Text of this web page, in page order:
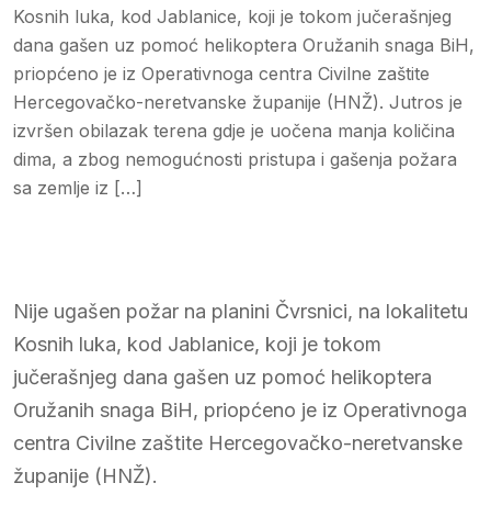
Kosnih luka, kod Jablanice, koji je tokom jučerašnjeg
dana gašen uz pomoć helikoptera Oružanih snaga BiH,
priopćeno je iz Operativnoga centra Civilne zaštite
Hercegovačko-neretvanske županije (HNŽ). Jutros je
izvršen obilazak terena gdje je uočena manja količina
dima, a zbog nemogućnosti pristupa i gašenja požara
sa zemlje iz […]
Nije ugašen požar na planini Čvrsnici, na lokalitetu
Kosnih luka, kod Jablanice, koji je tokom
jučerašnjeg dana gašen uz pomoć helikoptera
Oružanih snaga BiH, priopćeno je iz Operativnoga
centra Civilne zaštite Hercegovačko-neretvanske
županije (HNŽ).